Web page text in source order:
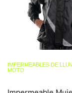
IMPERMEABLES DE
MOTO